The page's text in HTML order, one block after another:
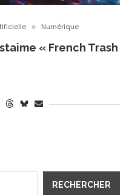
Numérique
« French Trash
RECHERCHER